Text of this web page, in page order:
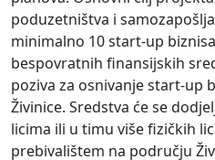
poduzetništva i
minimalno 10 start-up
bespovratnih finansijskih
poziva za osnivanje start-up
Živinice. Sredstva će se
licima ili u timu više fizičkih
prebivalištem na području